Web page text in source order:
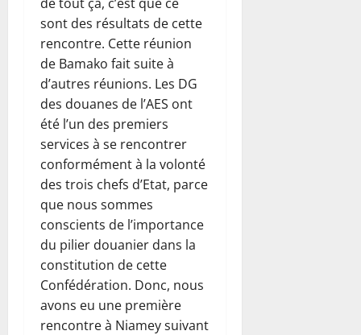
sont des résultats de cette
rencontre. Cette réunion
de Bamako fait suite à
d’autres réunions. Les DG
des douanes de l’AES ont
été l’un des premiers
services à se rencontrer
conformément à la volonté
des trois chefs d’Etat, parce
que nous sommes
conscients de l’importance
du pilier douanier dans la
constitution de cette
Confédération. Donc, nous
avons eu une première
rencontre à Niamey suivant